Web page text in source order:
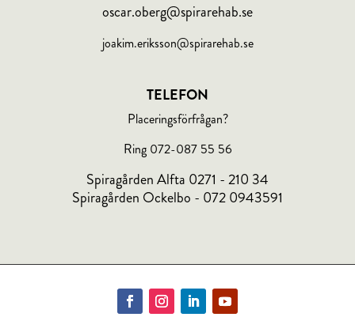
oscar.oberg@spirarehab.se
joakim.eriksson@spirarehab.se
TELEFON
Placeringsförfrågan?
Ring 072-087 55 56
Spiragården Alfta 0271 - 210 34
Spiragården Ockelbo - 072 0943591